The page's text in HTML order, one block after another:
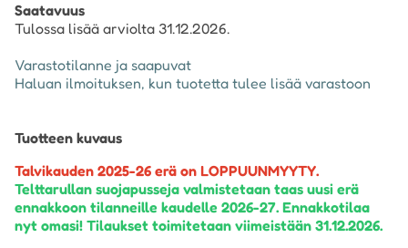
Saatavuus
Tulossa lisää arviolta 31.12.2026.
Varastotilanne ja saapuvat
Haluan ilmoituksen, kun tuotetta tulee lisää varastoon
Tuotteen kuvaus
Talvikauden 2025-26 erä on LOPPUUNMYYTY.
Telttarullan suojapusseja valmistetaan taas uusi erä
ennakkoon tilanneille kaudelle 2026-27. Ennakkotilaa
nyt omasi! Tilaukset toimitetaan viimeistään 31.12.2026.